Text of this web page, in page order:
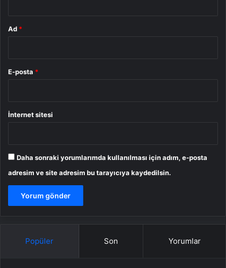
Ad *
E-posta *
İnternet sitesi
Daha sonraki yorumlarımda kullanılması için adım, e-posta
adresim ve site adresim bu tarayıcıya kaydedilsin.
Popüler Son Yorumlar